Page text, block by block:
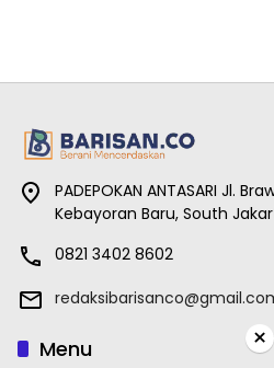
PADEPOKAN ANTASARI Jl.
Kebayoran Baru, South
0821 3402 8602
Menu ×